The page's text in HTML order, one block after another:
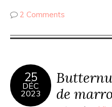
2 Comments
25
DÉC
2023
de